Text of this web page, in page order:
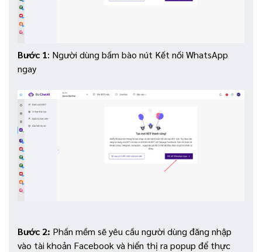
Bước 1: Người dùng bấm bào nút Kết nối WhatsApp
ngay
Bước 2: Phần mềm sẽ yêu cầu người dùng đăng nhập
vào tài khoản Facebook và hiển thị ra popup để thực